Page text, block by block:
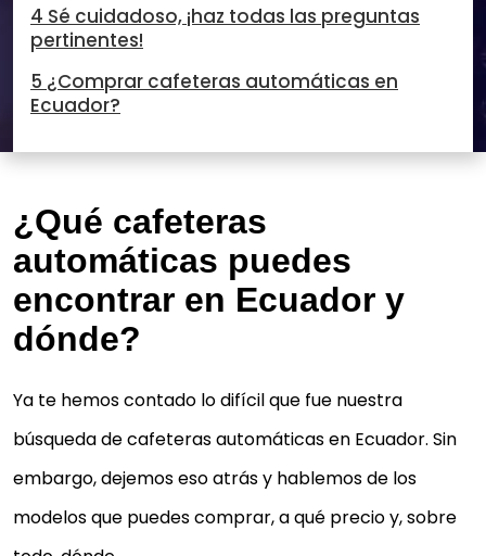
4 Sé cuidadoso, ¡haz todas las preguntas
pertinentes!
5 ¿Comprar cafeteras automáticas en
Ecuador?
¿Qué cafeteras
automáticas puedes
encontrar en Ecuador y
dónde?
Ya te hemos contado lo difícil que fue nuestra
búsqueda de cafeteras automáticas en Ecuador. Sin
embargo, dejemos eso atrás y hablemos de los
modelos que puedes comprar, a qué precio y, sobre